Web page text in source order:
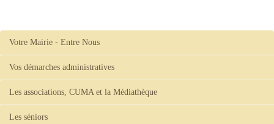
Votre Mairie - Entre Nous
Vos démarches administratives
Les associations, CUMA et la Médiathèque
Les séniors